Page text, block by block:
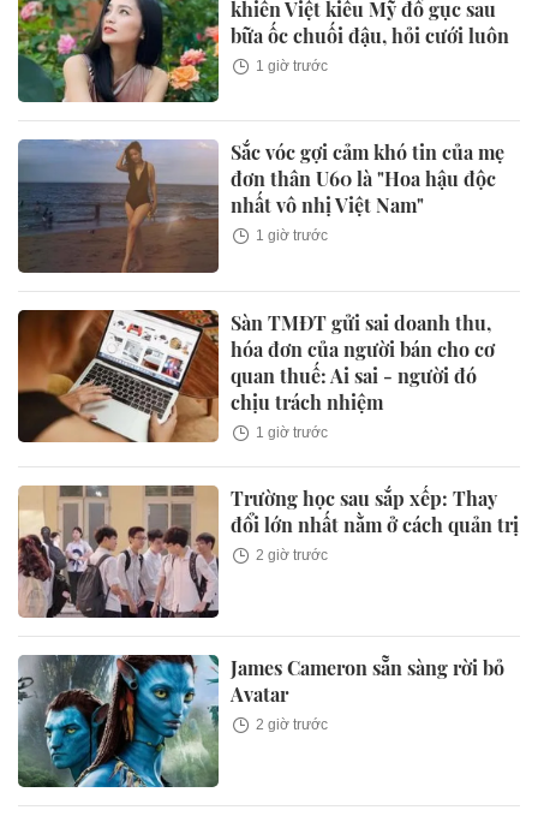
khiến Việt kiều Mỹ đổ gục sau
bữa ốc chuối đậu, hỏi cưới luôn
1 giờ trước
Sắc vóc gợi cảm khó tin của mẹ
đơn thân U60 là "Hoa hậu độc
nhất vô nhị Việt Nam"
1 giờ trước
Sàn TMĐT gửi sai doanh thu,
hóa đơn của người bán cho cơ
quan thuế: Ai sai - người đó
chịu trách nhiệm
1 giờ trước
Trường học sau sắp xếp: Thay
đổi lớn nhất nằm ở cách quản trị
2 giờ trước
James Cameron sẵn sàng rời bỏ
Avatar
2 giờ trước